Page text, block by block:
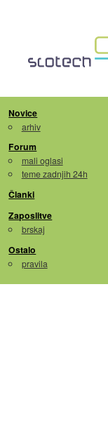
Novice
arhiv
Forum
mali oglasi
teme zadnjih 24h
Članki
Zaposlitve
brskaj
Ostalo
pravila